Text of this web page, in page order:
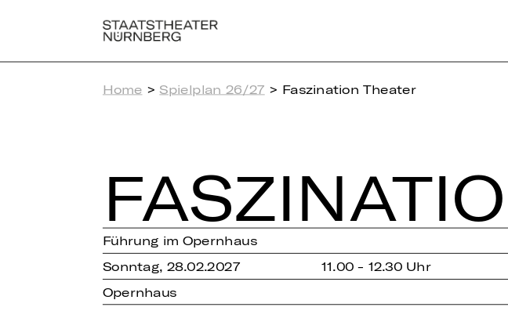
Home > Spielplan 26/27 > Faszination Theater
Führung im Opernhaus
Sonntag, 28.02.2027
11.00 - 12.30 Uhr
Opernhaus